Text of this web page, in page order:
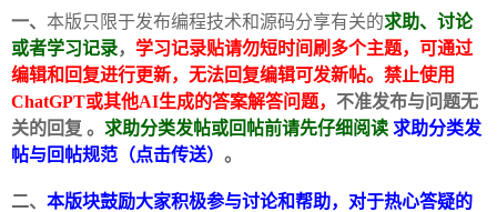
爱
一、 本版只限于发布编程技术和源码分享有关的求助、讨论
或者学习记录， 学习记录贴请勿短时间刷多个主题，可通过
编辑和回复进行更新，无法回复编辑可发新帖。禁止使用
ChatGPT或其他AI生成的答案解答问题， 不准发布与问题无
关的回复 。 求助分类发帖或回帖前请先仔细阅读 求助分类发
帖与回帖规范（点击传送） 。
二、 本版块鼓励大家积极参与讨论和帮助，对于热心答疑的